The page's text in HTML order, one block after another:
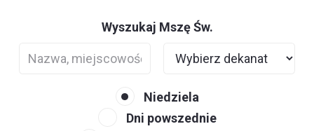
Wyszukaj Mszę Św.
Niedziela
Dni powszednie